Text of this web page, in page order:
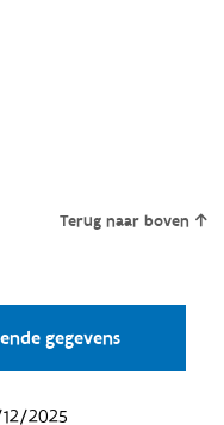
Terug naar boven
gegevens
2025